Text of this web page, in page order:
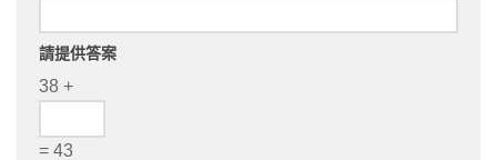
請提供答案
38 +
= 43